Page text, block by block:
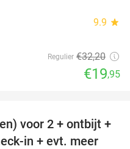
9.9 star
Regulier €32,20
€19,95
25%
voor 2 + ontbijt +
in + evt. meer